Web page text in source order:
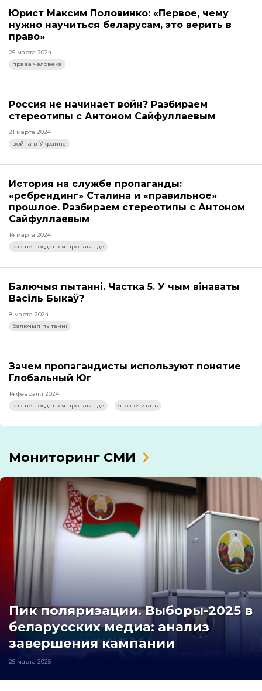
Юрист Максим Половинко: «Первое, чему
нужно научиться беларусам, это верить в
право»
25 марта 2024
права человека
Россия не начинает войн? Разбираем
стереотипы с Антоном Сайфуллаевым
21 марта 2024
война в Украине
История на службе пропаганды:
«ребрендинг» Сталина и «правильное»
прошлое. Разбираем стереотипы с Антоном
Сайфуллаевым
14 марта 2024
как не поддаться пропаганде
Балючыя пытанні. Частка 5. У чым вінаваты
Васіль Быкаў?
8 марта 2024
балючыя пытанні
Зачем пропагандисты используют понятие
Глобальный Юг
14 февраля 2024
как не поддаться пропаганде
что почитать
Мониторинг СМИ
Пик поляризации. Выборы-2025 в
беларусских медиа: анализ
завершения кампании
25 марта 2025